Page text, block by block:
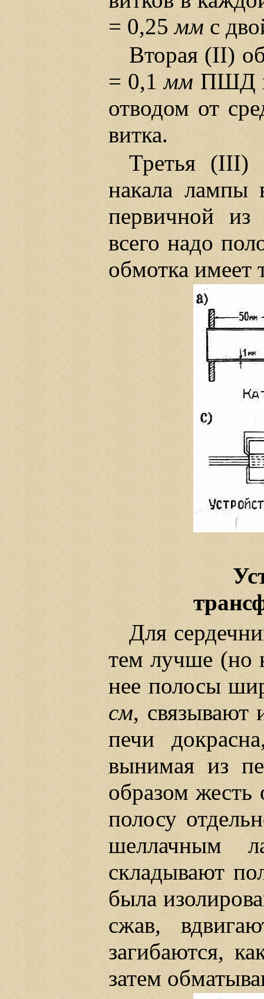
= 0,25мм с
Вторая (II)
= 0,1мм ПШД
отводом от
витка.
Третья (III)
накала лампы
первичной
всего надо
обмотка имеет
Для
тем лучше (но
нее полосы
см, связывают
печи
вынимая из
образом
полосу
шеллачным
складывают
была
сжав,
загибаются,
затем